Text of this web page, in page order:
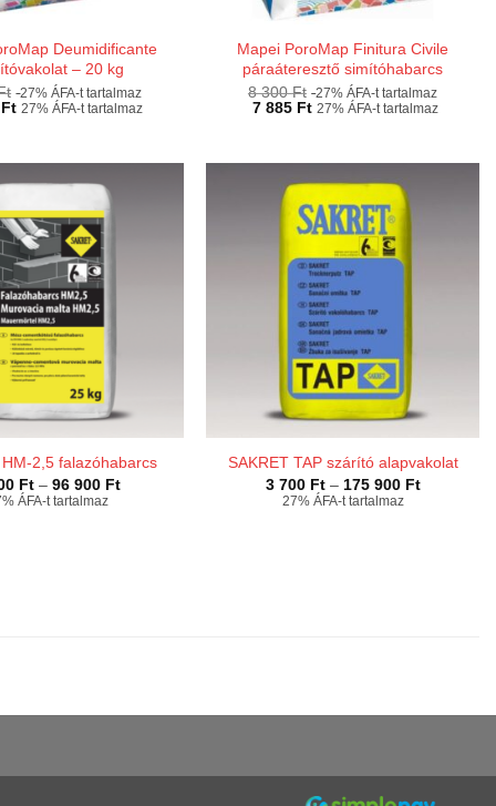
Deumidificante
– 20 kg
27% ÁFA-t tartalmaz
Ft 27% ÁFA-t tartalmaz
Mapei PoroMap Finitura Civile
páraáteresztő simítóhabarcs
8 300Ft 27% ÁFA-t tartalmaz
7 885 Ft 27% ÁFA-t tartalmaz
HM-2,5 falazóhabarcs
Ft – 96 900 FtÁrtartomány:
ÁFA-t tartalmaz
SAKRET TAP szárító alapvakolat
3 700 Ft – 175 900 Ft
27% ÁFA-t tartalmaz